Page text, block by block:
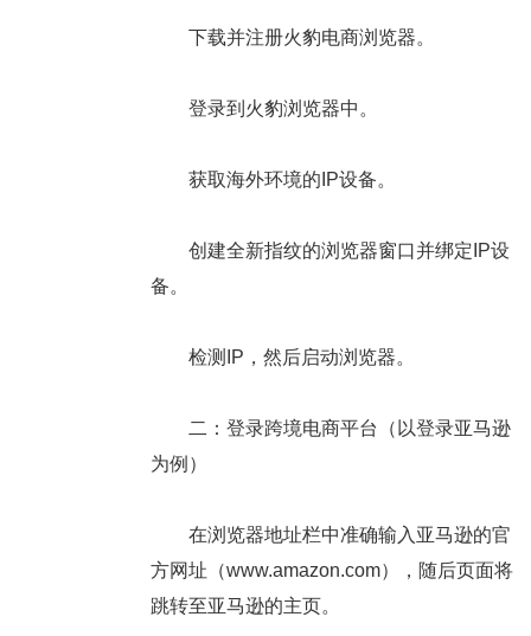
下载并注册火豹电商浏览器。
登录到火豹浏览器中。
获取海外环境的IP设备。
创建全新指纹的浏览器窗口并绑定IP设
备。
检测IP，然后启动浏览器。
二：登录跨境电商平台（以登录亚马逊
为例）
在浏览器地址栏中准确输入亚马逊的官
方网址（www.amazon.com），随后页面将
跳转至亚马逊的主页。